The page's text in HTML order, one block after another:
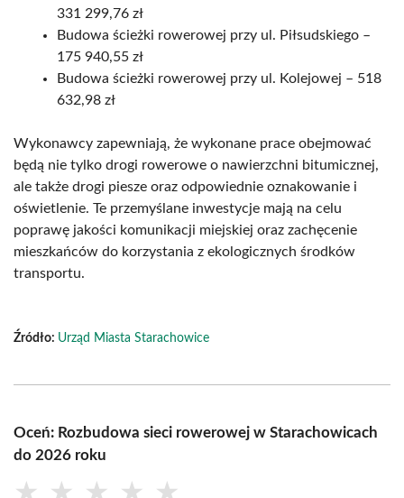
331 299,76 zł
Budowa ścieżki rowerowej przy ul. Piłsudskiego –
175 940,55 zł
Budowa ścieżki rowerowej przy ul. Kolejowej – 518
632,98 zł
Wykonawcy zapewniają, że wykonane prace obejmować
będą nie tylko drogi rowerowe o nawierzchni bitumicznej,
ale także drogi piesze oraz odpowiednie oznakowanie i
oświetlenie. Te przemyślane inwestycje mają na celu
poprawę jakości komunikacji miejskiej oraz zachęcenie
mieszkańców do korzystania z ekologicznych środków
transportu.
Źródło: Urząd Miasta Starachowice
Oceń: Rozbudowa sieci rowerowej w Starachowicach
do 2026 roku